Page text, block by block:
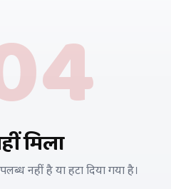
मिला
नहीं है या हटा दिया गया है।